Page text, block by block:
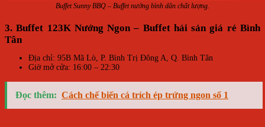
Buffet Sunny BBQ – Buffet nướng bình dân chất lượng.
3. Buffet 123K Nướng Ngon – Buffet hải sản giá rẻ Bình
Tân
Địa chỉ: 95B Mã Lò, P. Bình Trị Đông A, Q. Bình Tân
Giờ mở cửa: 16:00 – 22:30
Đọc thêm: Cách chế biến cá trích ép trứng ngon số 1